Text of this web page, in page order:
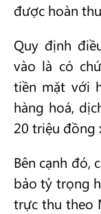
được hoàn
Quy định
vào là có
tiền mặt với
hàng hoá,
20 triệu đồng
Bên cạnh đó,
bảo tỷ trọng
trực thu theo